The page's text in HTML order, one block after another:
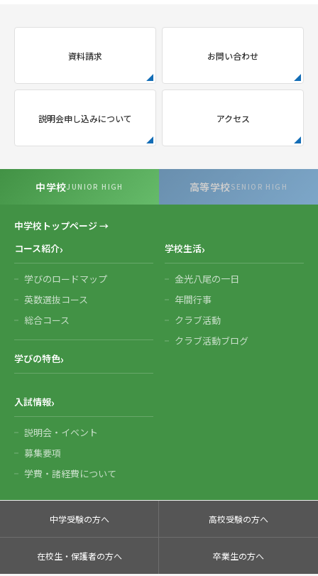
資料請求 お問い合わせ
説明会申し込みについて アクセス
中学校JUNIOR HIGH 高等学校SENIOR HIGH
中学校トップページ →
コース紹介
学びのロードマップ
英数選抜コース
総合コース
学びの特色
学校生活
金光八尾の一日
年間行事
クラブ活動
クラブ活動ブログ
入試情報
説明会・イベント
募集要項
学費・諸経費について
中学受験の方へ 高校受験の方へ
在校生・保護者の方へ 卒業生の方へ